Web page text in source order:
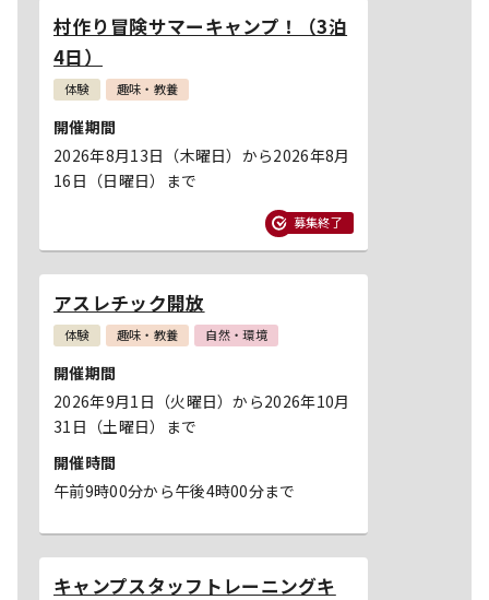
村作り冒険サマーキャンプ！（3泊
4日）
体験 趣味・教養
開催期間
2026年8月13日（木曜日）から2026年8月
16日（日曜日）まで
募集終了
アスレチック開放
体験 趣味・教養 自然・環境
開催期間
2026年9月1日（火曜日）から2026年10月
31日（土曜日）まで
開催時間
午前9時00分から午後4時00分まで
キャンプスタッフトレーニングキ